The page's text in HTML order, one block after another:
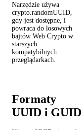
Narzędzie używa
crypto.randomUUID,
gdy jest dostępne, i
powraca do losowych
bajtów Web Crypto w
starszych
kompatybilnych
przeglądarkach.
Formaty
UUID i GUID